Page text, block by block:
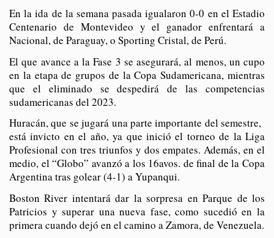
En la ida de la semana pasada igualaron 0-0 en el Estadio
Centenario de Montevideo y el ganador enfrentará a
Nacional, de Paraguay, o Sporting Cristal, de Perú.
El que avance a la Fase 3 se asegurará, al menos, un cupo
en la etapa de grupos de la Copa Sudamericana, mientras
que el eliminado se despedirá de las competencias
sudamericanas del 2023.
Huracán, que se jugará una parte importante del semestre,
está invicto en el año, ya que inició el torneo de la Liga
Profesional con tres triunfos y dos empates. Además, en el
medio, el “Globo” avanzó a los 16avos. de final de la Copa
Argentina tras golear (4-1) a Yupanqui.
Boston River intentará dar la sorpresa en Parque de los
Patricios y superar una nueva fase, como sucedió en la
primera cuando dejó en el camino a Zamora, de Venezuela.